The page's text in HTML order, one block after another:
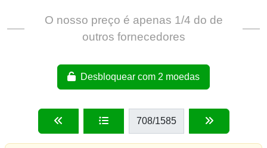
O nosso preço é apenas 1/4 do de
outros fornecedores
Desbloquear com 2 moedas
708/1585